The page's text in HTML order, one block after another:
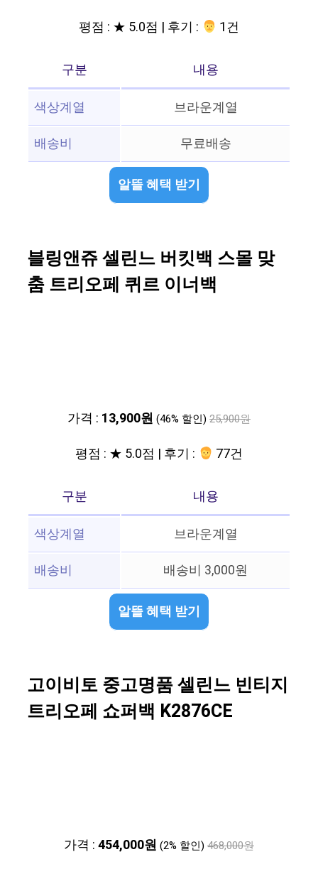
평점 : ★ 5.0점 | 후기 :
‍‍ 1건
구분
내용
색상계열
브라운계열
배송비
무료배송
알뜰 혜택 받기
블링앤쥬 셀린느 버킷백 스몰 맞
춤 트리오페 퀴르 이너백
가격 : 13,900원 (46% 할인) 25,900원
평점 : ★ 5.0점 | 후기 : 77건
구분
내용
색상계열
브라운계열
배송비
배송비 3,000원
알뜰 혜택 받기
고이비토 중고명품 셀린느 빈티지
트리오페 쇼퍼백 K2876CE
가격 :454,000원 (2% 할인) 468,000원